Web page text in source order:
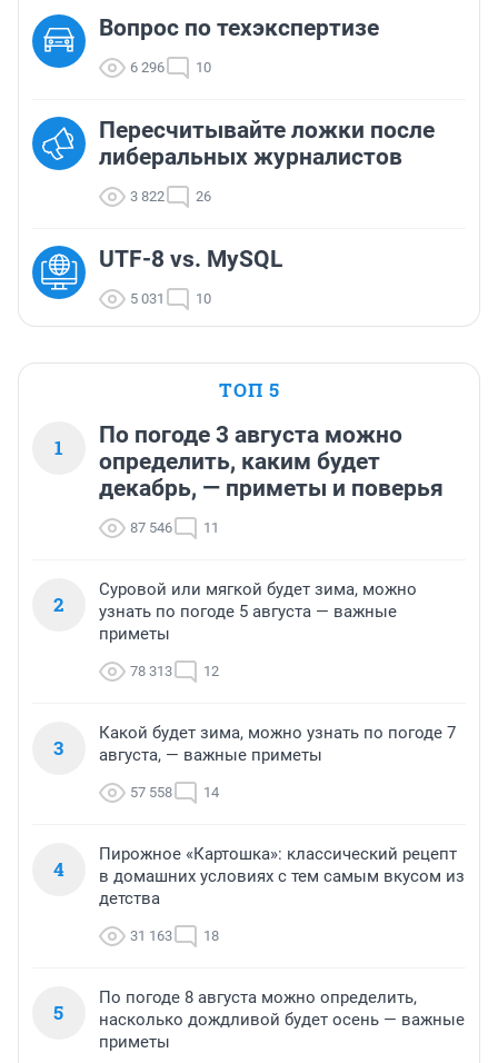
Вопрос по техэкспертизе
6 296 10
Пересчитывайте ложки после
либеральных журналистов
3 822 26
UTF-8 vs. MySQL
5 031 10
ТОП 5
1
По погоде 3 августа можно
определить, каким будет
декабрь, — приметы и поверья
87 546 11
2
Суровой или мягкой будет зима, можно
узнать по погоде 5 августа — важные
приметы
78 313 12
3
Какой будет зима, можно узнать по погоде 7
августа, — важные приметы
57 558 14
4
Пирожное «Картошка»: классический рецепт
в домашних условиях с тем самым вкусом из
детства
31 163 18
5
По погоде 8 августа можно определить,
насколько дождливой будет осень — важные
приметы